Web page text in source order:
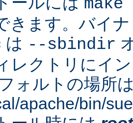
きます。バイ
は --sbindir
レクトリにイ
ォルトの場所
apache/bin/